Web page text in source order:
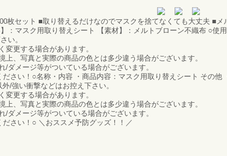
枚セット ■取り替えるだけなのでマスクを捨てなくても大丈夫 ■
：マスク用取り替えシート 【素材】：メルトブローン不織布 ○
い。
更する場合があります。
、写真と実際の商品の色とは多少違う場合がございます。
ダメージ等がついている場合がございます。
ださい！○名称・内容 ・商品内容：マスク用取り替えシート その
/強い衝撃などはお控え下さい。
更する場合があります。
、写真と実際の商品の色とは多少違う場合がございます。
ダメージ等がついている場合がございます。
さい！○ ＼おススメ予防グッズ！！／